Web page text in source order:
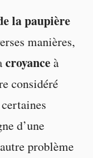
la paupière
manières,
croyanceà
considéré
d’une
problème